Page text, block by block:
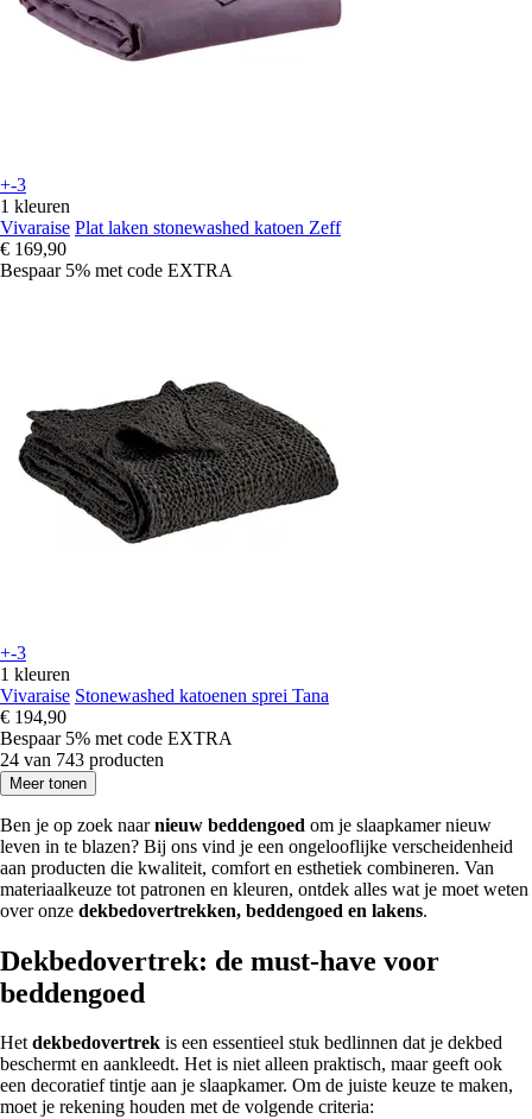
+-3
1 kleuren
Vivaraise Plat laken stonewashed katoen Zeff
€ 169,90
Bespaar 5% met code EXTRA
+-3
1 kleuren
Vivaraise Stonewashed katoenen sprei Tana
€ 194,90
Bespaar 5% met code EXTRA
24 van 743 producten
Meer tonen
Ben je op zoek naarnieuw beddengoed om je slaapkamer nieuw
leven in te blazen? Bij ons vind je een ongelooflijke verscheidenheid
aan producten die kwaliteit, comfort en esthetiek combineren. Van
materiaalkeuze tot patronen en kleuren, ontdek alles wat je moet weten
over onze dekbedovertrekken, beddengoed en lakens.
Dekbedovertrek: de must-have voor
beddengoed
Hetdekbedovertrek is een essentieel stuk bedlinnen dat je dekbed
beschermt en aankleedt. Het is niet alleen praktisch, maar geeft ook
een decoratief tintje aan je slaapkamer. Om de juiste keuze te maken,
moet je rekening houden met de volgende criteria: